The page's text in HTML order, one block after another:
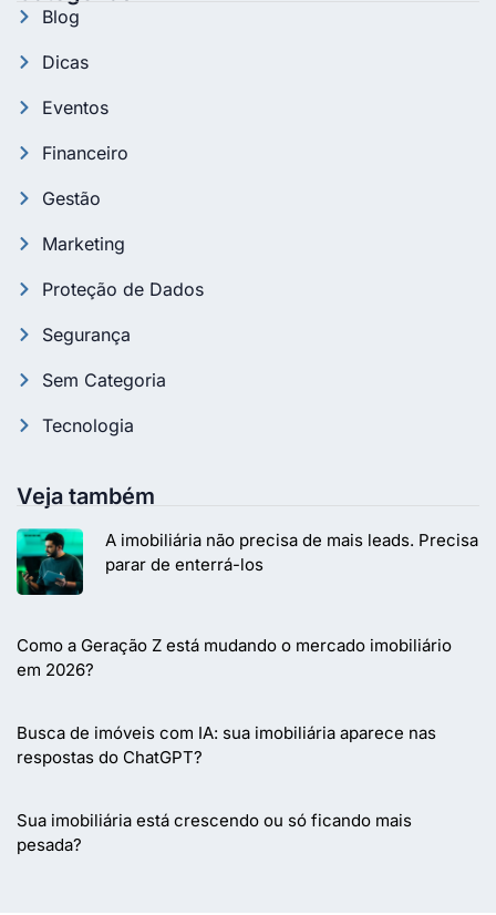
Blog
Dicas
Eventos
Financeiro
Gestão
Marketing
Proteção de Dados
Segurança
Sem Categoria
Tecnologia
Veja também
A imobiliária não precisa de mais leads. Precisa
parar de enterrá-los
Como a Geração Z está mudando o mercado imobiliário
em 2026?
Busca de imóveis com IA: sua imobiliária aparece nas
respostas do ChatGPT?
Sua imobiliária está crescendo ou só ficando mais
pesada?